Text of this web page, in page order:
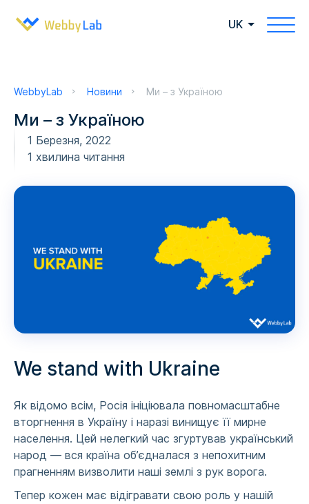
UK
WebbyLab Новини Ми – з Україною
Ми – з Україною
1 Березня, 2022
1 хвилина читання
We stand with Ukraine
Як відомо всім, Росія ініціювала повномасштабне
вторгнення в Україну і наразі винищує її мирне
населення. Цей нелегкий час згуртував український
народ ​​— вся країна об’єдналася з непохитним
прагненням визволити наші землі з рук ворога.
Тепер кожен має відігравати свою роль у нашій